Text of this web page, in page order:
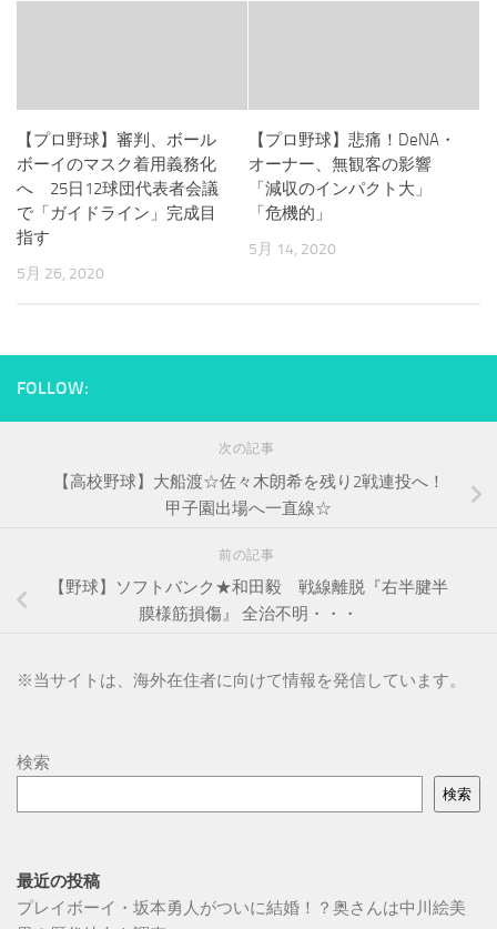
【プロ野球】審判、ボール
ボーイのマスク着用義務化
へ 25日12球団代表者会議
で「ガイドライン」完成目
指す
5月 26, 2020
【プロ野球】悲痛！DeNA・
オーナー、無観客の影響
「減収のインパクト大」
「危機的」
5月 14, 2020
FOLLOW:
次の記事
【高校野球】大船渡☆佐々木朗希を残り2戦連投へ！
甲子園出場へ一直線☆
前の記事
【野球】ソフトバンク★和田毅 戦線離脱『右半腱半
膜様筋損傷』 全治不明・・・
※当サイトは、海外在住者に向けて情報を発信しています。
検索
検索
最近の投稿
プレイボーイ・坂本勇人がついに結婚！？奥さんは中川絵美